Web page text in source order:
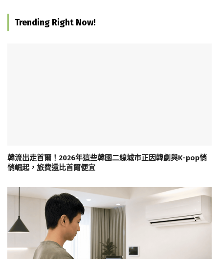
Trending Right Now!
韓流出走首爾！2026年這些韓國二線城市正因韓劇與K-pop悄
悄崛起，旅費還比首爾便宜